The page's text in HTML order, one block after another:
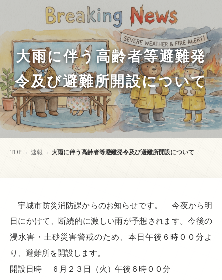
大雨に伴う高齢者等避難発
令及び避難所開設について
TOP > 速報 > 大雨に伴う高齢者等避難発令及び避難所開設について
宇城市防災消防課からのお知らせです。 今夜から明
日にかけて、断続的に激しい雨が予想されます。今後の
浸水害・土砂災害警戒のため、本日午後６時００分よ
り、避難所を開設します。
開設日時 ６月２３日（火）午後６時００分